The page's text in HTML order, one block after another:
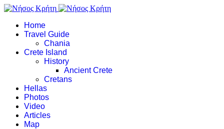
Home
Travel Guide
Chania
Crete Island
History
Ancient Crete
Cretans
Hellas
Photos
Video
Articles
Map